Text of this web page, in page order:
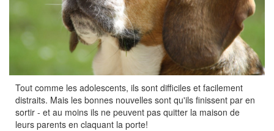
Tout comme les adolescents, ils sont difficiles et facilement
distraits. Mais les bonnes nouvelles sont qu'ils finissent par en
sortir - et au moins ils ne peuvent pas quitter la maison de
leurs parents en claquant la porte!